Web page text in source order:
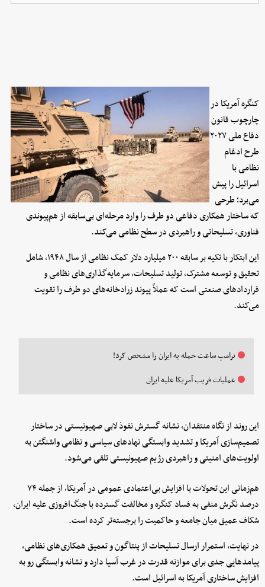
کنگره آمریکا در
چارچوب قانون
دفاع ملی ۲۰۲۷
طرح ادغام
نظامی با
اسرائیل را پیش
می‌برد؛ طرحی
که ساختار همکاری دفاعی دو طرف را وارد مرحله‌ای بی‌سابقه از هم‌پیوندی
فناوری، تسلیحاتی و راهبردی در سطح نظامی می‌کند.
این ابتکار با تکیه بر سابقه ۲۰۰ میلیارد دلار کمک نظامی از سال ۱۹۴۸، شامل
تحقیق و توسعه مشترک، تولید تسلیحات، سرمایه‌گذاری‌های نظامی و
قراردادهای صنعتی است که عملاً پیوند زرادخانه‌های دو طرف را تقویت
می‌کند.
ترامپ ساعت حمله به ایران را مشخص کرد!
عملیات فریب آمریکا علیه ایران
این روند از نگاه منتقدان، نشانه گسترش نفوذ لابی صهیونیستی در ساختار
تصمیم‌سازی آمریکا و تشدید وابستگی نهادهای سیاسی و نظامی واشنگتن به
اولویت‌های امنیتی و راهبردی رژیم صهیونیستی تلقی می‌شود.
هم‌زمانی این تحولات با افزایش بی‌اعتمادی عمومی در آمریکا، از جمله ۷۴
درصد نگرش منفی به فساد کنگره و مخالفت گسترده با جنگ‌افروزی علیه ایران،
شکاف عمیق میان جامعه و حاکمیت را برجسته‌تر کرده است.
در نهایت، استمرار ارسال تسلیحات از پنتاگون و تعمیق همکاری‌های نظامی،
پیامدهایی جدی برای موازنه قدرت در غرب آسیا دارد و نشانه وابستگی رو به
افزایش ساختاری آمریکا به اسرائیل است.